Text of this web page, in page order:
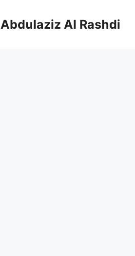
المحتوىAbdulaziz Al Rashdi